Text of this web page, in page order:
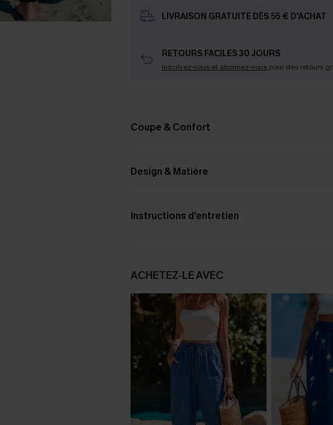
LIVRAISON GRATUITE DÈS 55 € D'ACHAT
RETOURS FACILES 30 JOURS
Inscrivez-vous et abonnez-vous pour des retours
Coupe & Confort
Design & Matière
Instructions d’entretien
ACHETEZ‑LE AVEC